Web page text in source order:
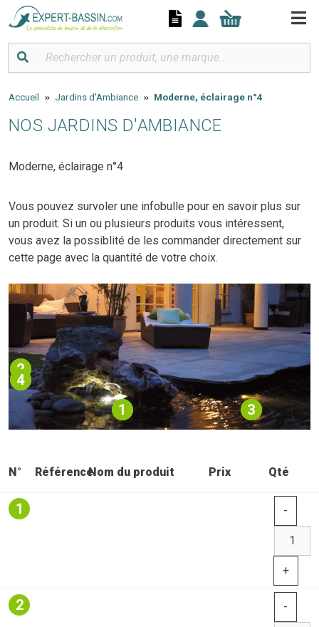
Accueil Jardins d'Ambiance Moderne, éclairage n°4
NOS JARDINS D'AMBIANCE
Moderne, éclairage n°4
Vous pouvez survoler une infobulle pour en savoir plus sur
un produit. Si un ou plusieurs produits vous intéressent,
vous avez la possiblité de les commander directement sur
cette page avec la quantité de votre choix.
1
2
3
4
N° RéférenceNom du produit Prix Qté
1 -
+
2 -
Panneau de gestion des cookies